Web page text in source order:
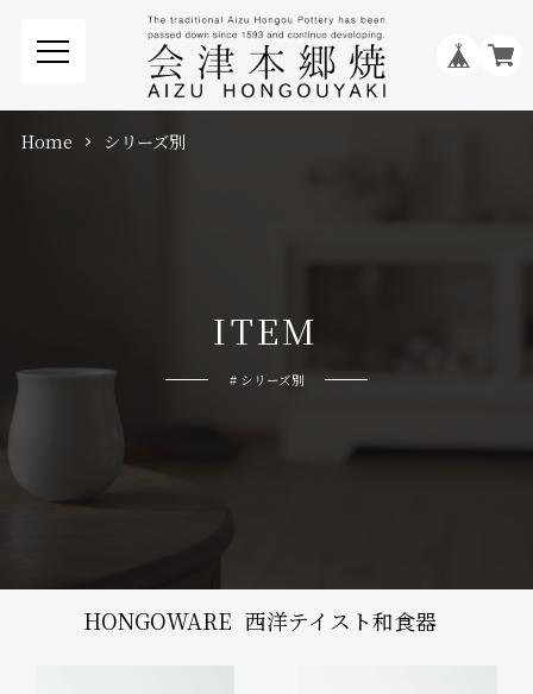
ITEM
# シリーズ別
Home シリーズ別
HONGOWARE 西洋テイスト和食器